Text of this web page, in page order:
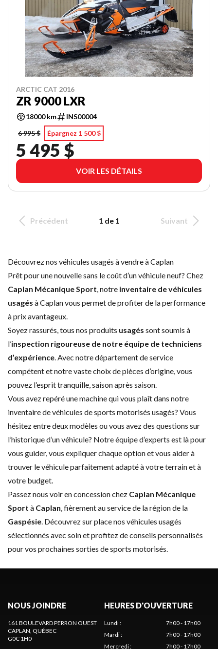
ARCTIC CAT 2016
ZR 9000 LXR
18000 km
INS00004
6 995 $
Épargnez 1 500 $
5 495 $
VOIR LES DÉTAILS
Précédent 1 de 1 Suivant
Découvrez nos véhicules usagés à vendre à Caplan
Prêt pour une nouvellesans le coût d’unvéhicule neuf? Chez
Caplan Mécanique Sport , notre inventaire de véhicules
usagés à Caplan vous permet de profiter de la performance
à prix avantageux.
Soyez rassurés, tous nos produits usagés sont soumis à
l’inspection rigoureuse de notre équipe de techniciens
d’expérience . Avec notredépartement de service
compétent et notre vaste choix depièces d’origine , vous
pouvez l’esprit tranquille, saison après saison.
Vous avez repéré une machine qui vous plaît dans notre
inventaire de véhicules de sports motorisés usagés? Vous
hésitez entre deux modèles ou vous avez des questions sur
l’historique d’un véhicule? Notre équipe d’experts est là pour
vous guider, vous expliquer chaque option et vous aider à
trouver le véhicule parfaitement adapté à votre terrain et à
votre budget.
Passez nous voir en concession chez Caplan Mécanique
Sport à Caplan , fièrement au service de la région de la
Gaspésie . Découvrez sur place nos véhicules usagés
sélectionnés avec soin et profitez de conseils personnalisés
pour vos prochaines sorties de sports motorisés.
NOUS JOINDRE
161 BOULEVARD PERRON OUEST
CAPLAN , QUÉBEC
G0C 1H0
HEURES D'OUVERTURE
Lundi:
7h00 - 17h00
Mardi:
7h00 - 17h00
Mercredi: 7h00 - 17h00